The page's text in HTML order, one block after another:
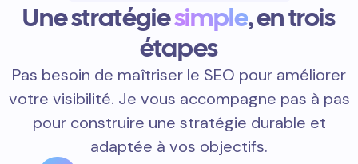
Une stratégiesimple, en trois
étapes
Pas besoin de maîtriser le SEO pour améliorer
votre visibilité. Je vous accompagne pas à pas
pour construire une stratégie durable et
adaptée à vos objectifs.